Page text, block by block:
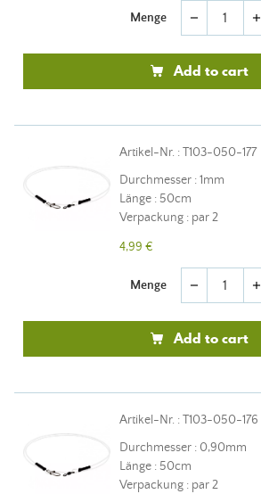
Menge remove add
Add to cart
Artikel-Nr. : T103-050-177
Durchmesser : 1mm
Länge : 50cm
Verpackung : par 2
4,99 €
Menge remove add
Add to cart
Artikel-Nr. : T103-050-176
Durchmesser : 0,90mm
Länge : 50cm
Verpackung : par 2